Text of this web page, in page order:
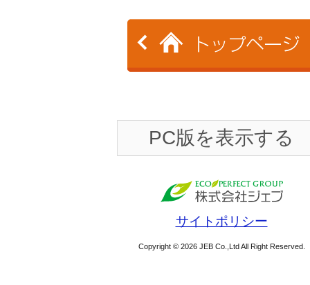
PC版を表示する
サイトポリシー
Copyright © 2026 JEB Co.,Ltd All Right Reserved.